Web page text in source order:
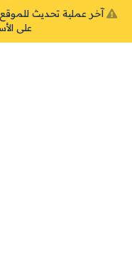
آخر عملية تحديث للموقع
على